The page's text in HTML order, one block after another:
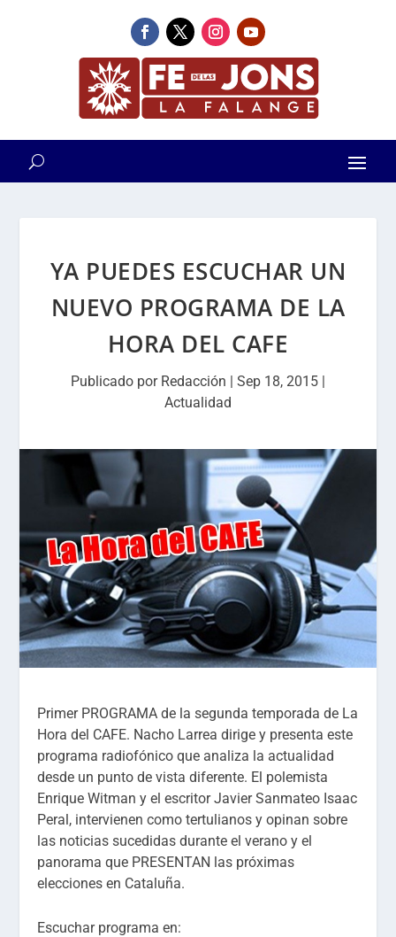
YA PUEDES ESCUCHAR UN
NUEVO PROGRAMA DE LA
HORA DEL CAFE
Publicado por Redacción | Sep 18, 2015 |
Actualidad
Primer PROGRAMA de la segunda temporada de La
Hora del CAFE. Nacho Larrea dirige y presenta este
programa radiofónico que analiza la actualidad
desde un punto de vista diferente. El polemista
Enrique Witman y el escritor Javier Sanmateo Isaac
Peral, intervienen como tertulianos y opinan sobre
las noticias sucedidas durante el verano y el
panorama que PRESENTAN las próximas
elecciones en Cataluña.
Escuchar programa en: